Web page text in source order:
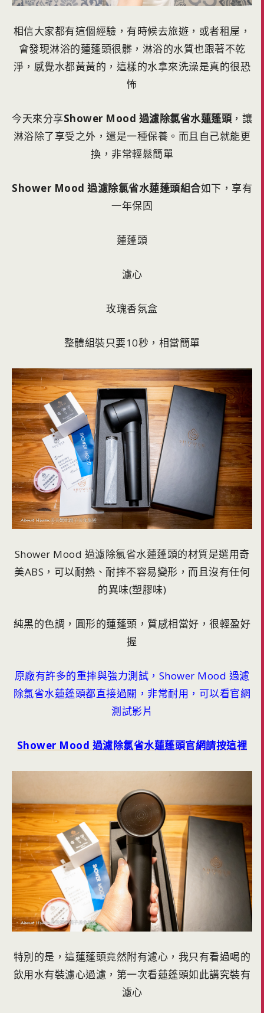
相信大家都有這個經驗，有時候去旅遊，或者租屋，
會發現淋浴的蓮蓬頭很髒，淋浴的水質也跟著不乾
淨，感覺水都黃黃的，這樣的水拿來洗澡是真的很恐
怖
今天來分享Shower Mood 過濾除氯省水蓮蓬頭 ，讓
淋浴除了享受之外，還是一種保養。而且自己就能更
換，非常輕鬆簡單
Shower Mood 過濾除氯省水蓮蓬頭組合如下，享有
一年保固
蓮蓬頭
濾心
玫瑰香氛盒
整體組裝只要10秒，相當簡單
Shower Mood 過濾除氯省水蓮蓬頭的材質是選用奇
美ABS，可以耐熱、耐摔不容易變形，而且沒有任何
的異味(塑膠味)
純黑的色調，圓形的蓮蓬頭，質感相當好，很輕盈好
握
原廠有許多的重摔與強力測試，Shower Mood 過濾
除氯省水蓮蓬頭都直接過關，非常耐用，可以看官網
測試影片
Shower Mood 過濾除氯省水蓮蓬頭官網請按這裡
特別的是，這蓮蓬頭竟然附有濾心，我只有看過喝的
飲用水有裝濾心過濾，第一次看蓮蓬頭如此講究裝有
濾心